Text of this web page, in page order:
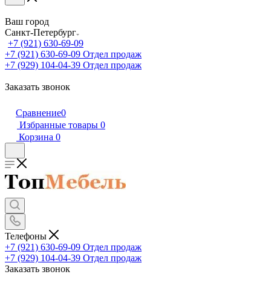
Ваш город
Санкт-Петербург
+7 (921) 630-69-09
+7 (921) 630-69-09 Отдел продаж
+7 (929) 104-04-39 Отдел продаж
Заказать звонок
Сравнение0
Избранные товары 0
Корзина 0
Телефоны
+7 (921) 630-69-09 Отдел продаж
+7 (929) 104-04-39 Отдел продаж
Заказать звонок